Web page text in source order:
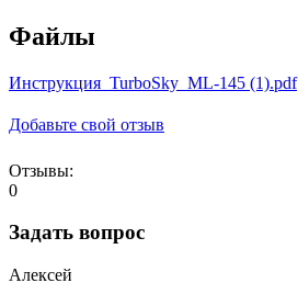
Файлы
Инструкция_TurboSky_ML-145 (1).pdf
Добавьте свой отзыв
Отзывы:
0
Задать вопрос
Алексей